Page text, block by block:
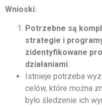
Wnioski:
Potrzebne są
strategie i
zidentyfikowane
działaniami.
Istnieje potrzeba
celów, które można
było śledzenie ich